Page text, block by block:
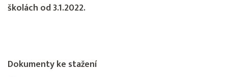
školách od 3.1.2022.
Dokumenty ke stažení